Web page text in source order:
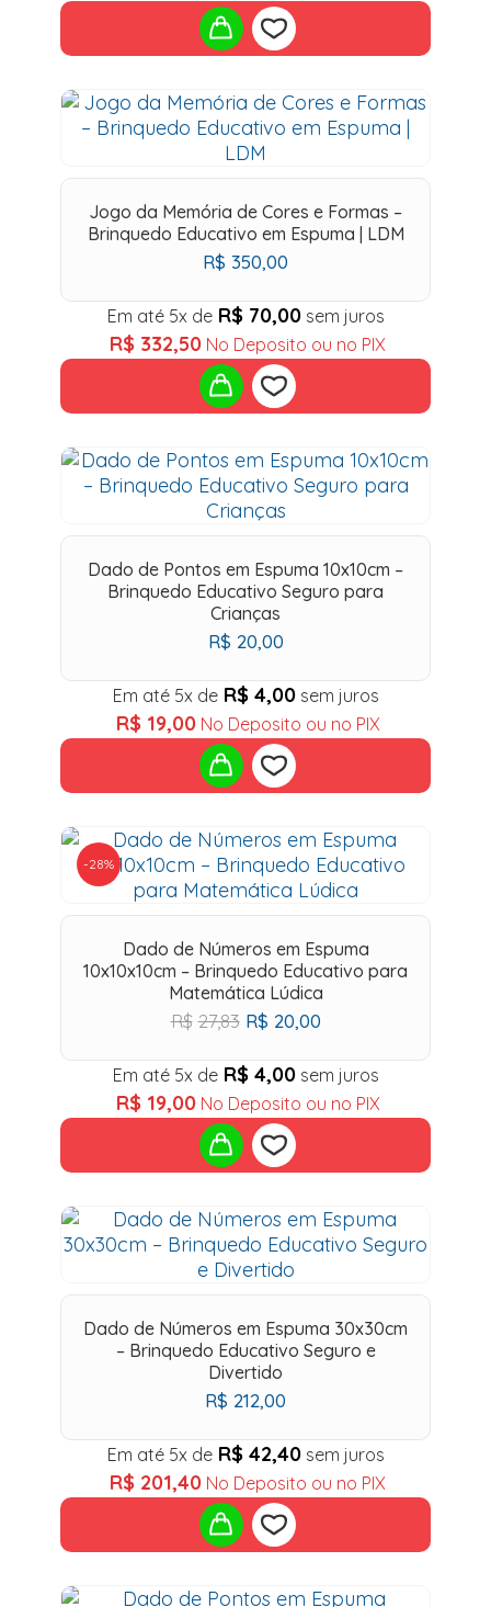
Add
to
wishlist
Jogo da Memória de Cores e Formas –
Brinquedo Educativo em Espuma | LDM
R$ 350,00
Em até 5x de R$ 70,00 sem juros
R$ 332,50 No Deposito ou no PIX
Add
to
wishlist
Dado de Pontos em Espuma 10x10cm –
Brinquedo Educativo Seguro para
Crianças
R$ 20,00
Em até 5x de R$ 4,00 sem juros
R$ 19,00 No Deposito ou no PIX
Add
to
wishlist
Dado de Números em Espuma
10x10x10cm – Brinquedo Educativo para
Matemática Lúdica
R$ 27,83 O
original
era:
R$27,83.
R$ 20,00O
atual
é:
R$20,00.
-28%
Em até 5x de R$ 4,00 sem juros
R$ 19,00 No Deposito ou no PIX
Add
to
wishlist
Dado de Números em Espuma 30x30cm
– Brinquedo Educativo Seguro e
Divertido
R$ 212,00
Em até 5x de R$ 42,40 sem juros
R$ 201,40 No Deposito ou no PIX